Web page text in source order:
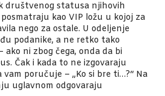
društvenog statusa njihovih
kao VIP ložu u kojoj za
nego za ostale. U odeljenje
podanike, a ne retko tako
ni zbog čega, onda da bi
Čak i kada to ne izgovaraju
vam poručuje – „Ko si bre ti…?“ Na
uglavnom odgovaraju